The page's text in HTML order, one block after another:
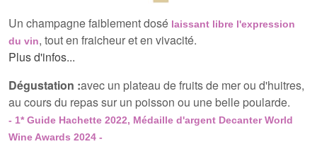
Un champagne faiblement dosé laissant libre l'expression
du vin, tout en fraicheur et en vivacité.
Plus d'infos...
Dégustation :avec un plateau de fruits de mer ou d'huitres,
au cours du repas sur un poisson ou une belle poularde.
- 1* Guide Hachette 2022, Médaille d'argent Decanter World
Wine Awards 2024 -